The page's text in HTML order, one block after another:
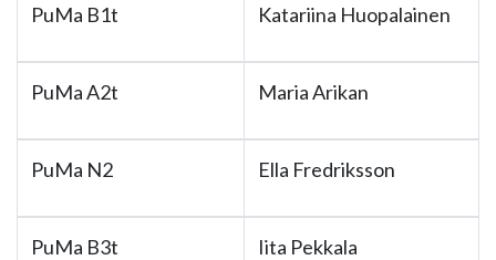
PuMa B1t Katariina Huopalainen
PuMa A2t Maria Arikan
PuMa N2 Ella Fredriksson
PuMa B3t Iita Pekkala